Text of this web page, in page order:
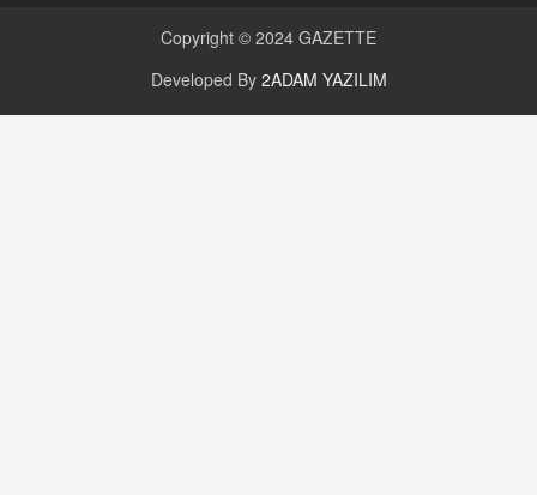
Copyright © 2024 GAZETTE
Developed By 2ADAM YAZILIM